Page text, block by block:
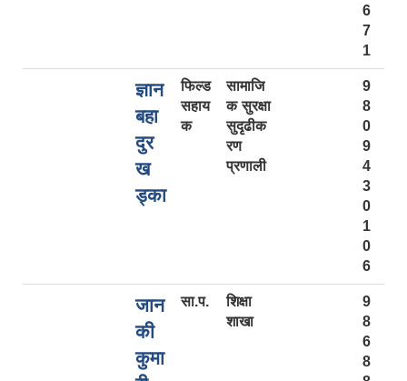
6
7
1
ज्ञान
बहा
दुर
ख
ड्का
फिल्ड
सहाय
क
सामाजि
क सुरक्षा
सुदृढीक
रण
प्रणाली
9
8
0
9
4
3
0
1
0
6
जान
की
कुमा
सा.प.
शिक्षा
शाखा
9
8
6
8